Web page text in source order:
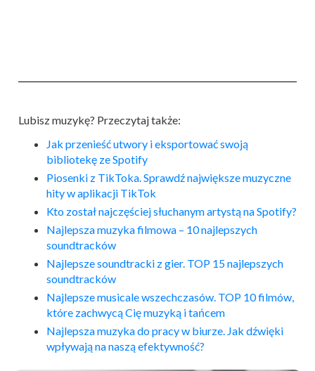
Lubisz muzykę? Przeczytaj także:
Jak przenieść utwory i eksportować swoją
bibliotekę ze Spotify
Piosenki z TikToka. Sprawdź największe muzyczne
hity w aplikacji TikTok
Kto został najczęściej słuchanym artystą na Spotify?
Najlepsza muzyka filmowa – 10 najlepszych
soundtracków
Najlepsze soundtracki z gier. TOP 15 najlepszych
soundtracków
Najlepsze musicale wszechczasów. TOP 10 filmów,
które zachwycą Cię muzyką i tańcem
Najlepsza muzyka do pracy w biurze. Jak dźwięki
wpływają na naszą efektywność?